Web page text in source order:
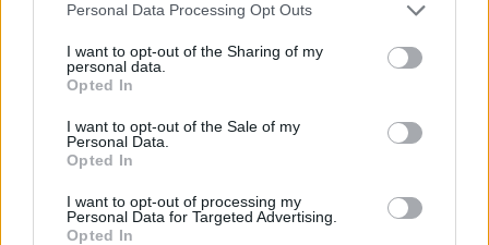
negar su consentimiento. Tenga en cuenta que algún
de su consentimiento, pero usted tiene el derecho de
rechazar tal procesamiento. Sus preferencias se aplicarán
cualquier momento entrando de nuevo en este sitio web o
visitando nuestra política de privacidad.
Personal Data Processing Opt Outs
I want to opt-out of the Sharing of my
personal data.
Opted In
I want to opt-out of the Sale of my
Personal Data.
Opted In
I want to opt-out of processing my
Personal Data for Targeted Advertising.
Opted In